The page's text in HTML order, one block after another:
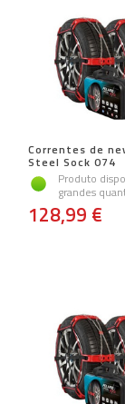
Correntes de
Steel Sock 074
Produto
grandes
128,99 €